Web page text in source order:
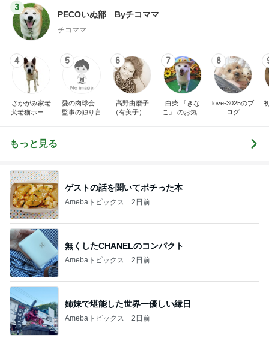
3
PECOいぬ部 Byチコママ
チコママ
4
さかがみ家老
犬老猫ホームt
5
愛の肉球会
監事の独り言
6
高野由磨子
（有美子）の
7
白柴 『きな
こ』 のお気楽
8
love-3025のブ
ログ
もっと見る
ゲストの話を聞いてポチった本
Amebaトピックス 2日前
無くしたCHANELのコンパクト
Amebaトピックス 2日前
姉妹で堪能した世界一優しい縁日
Amebaトピックス 2日前